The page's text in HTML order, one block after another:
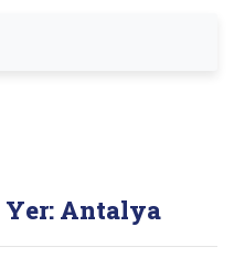
Yer: Antalya